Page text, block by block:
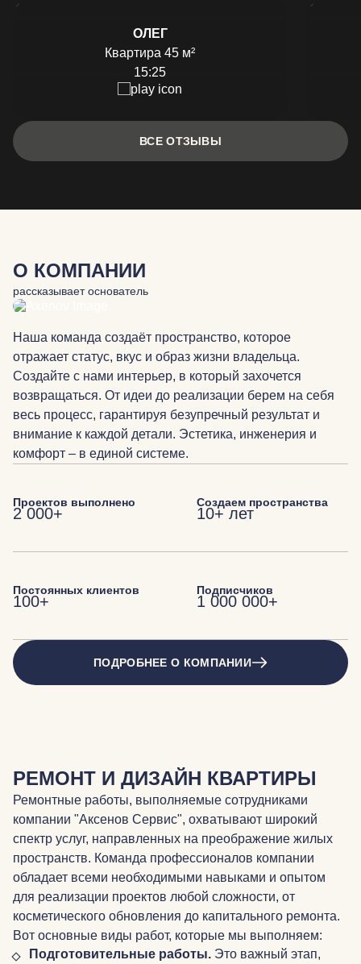
ОЛЕГ
Квартира 45 м²
15:25
ВСЕ ОТЗЫВЫ
О КОМПАНИИ
рассказывает основатель
Наша команда создаёт пространство, которое
отражает статус, вкус и образ жизни владельца.
Создайте с нами интерьер, в который захочется
возвращаться. От идеи до реализации берем на себя
весь процесс, гарантируя безупречный результат и
внимание к каждой детали. Эстетика, инженерия и
комфорт – в единой системе.
Проектов выполнено
2 000+
Создаем пространства
10+ лет
Постоянных клиентов
100+
Подписчиков
1 000 000+
ПОДРОБНЕЕ О КОМПАНИИ
РЕМОНТ И ДИЗАЙН КВАРТИРЫ
Ремонтные работы, выполняемые сотрудниками
компании "Аксенов Сервис", охватывают широкий
спектр услуг, направленных на преображение жилых
пространств. Команда профессионалов компании
обладает всеми необходимыми навыками и опытом
для реализации проектов любой сложности, от
косметического обновления до капитального ремонта.
Вот основные виды работ, которые мы выполняем:
Подготовительные работы. Это важный этап,